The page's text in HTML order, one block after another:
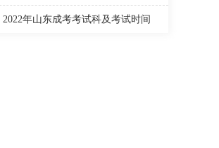
2022年山东成考考试科及考试时间